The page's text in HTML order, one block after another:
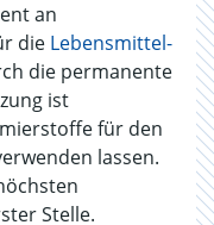
an
die Lebensmittel-
die permanente
ist
für den
lassen.
Stelle.